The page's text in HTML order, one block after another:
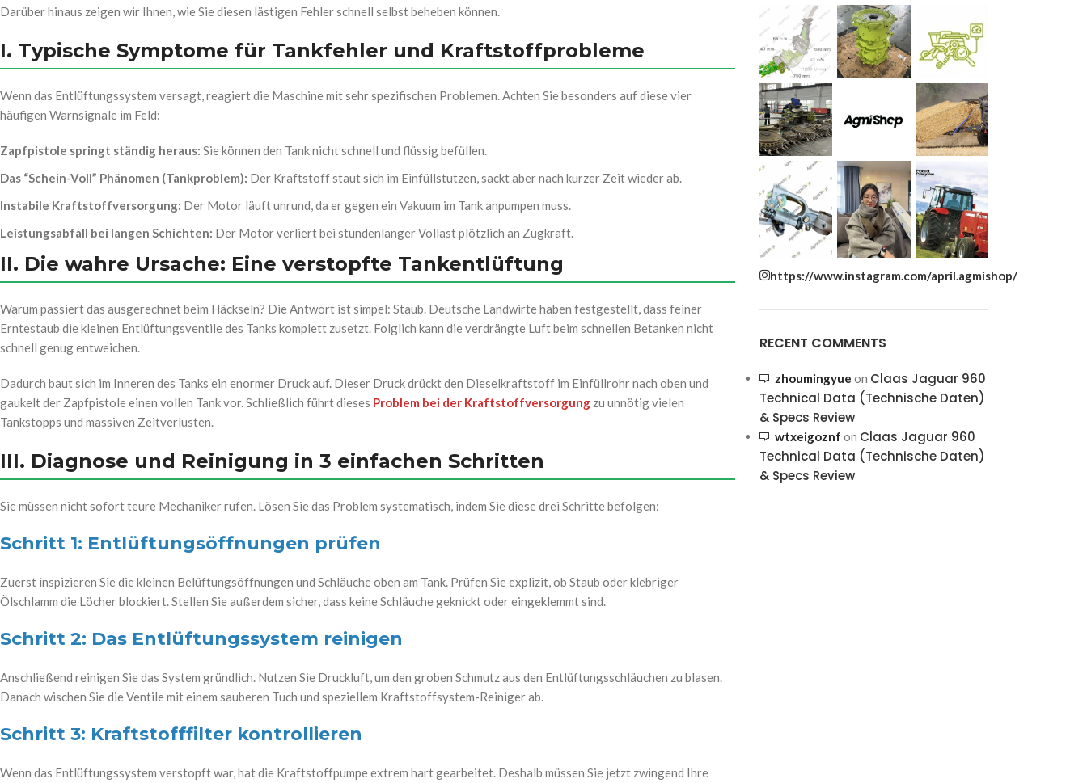
Darüber hinaus zeigen wir Ihnen, wie Sie diesen lästigen Fehler schnell selbst beheben können.
I. Typische Symptome für Tankfehler und Kraftstoffprobleme
Wenn das Entlüftungssystem versagt, reagiert die Maschine mit sehr spezifischen Problemen. Achten Sie besonders auf diese vier
häufigen Warnsignale im Feld:
Zapfpistole springt ständig heraus: Sie können den Tank nicht schnell und flüssig befüllen.
Das “Schein-Voll” Phänomen (Tankproblem): Der Kraftstoff staut sich im Einfüllstutzen, sackt aber nach kurzer Zeit wieder ab.
Instabile Kraftstoffversorgung: Der Motor läuft unrund, da er gegen ein Vakuum im Tank anpumpen muss.
Leistungsabfall bei langen Schichten: Der Motor verliert bei stundenlanger Vollast plötzlich an Zugkraft.
II. Die wahre Ursache: Eine verstopfte Tankentlüftung
Warum passiert das ausgerechnet beim Häckseln? Die Antwort ist simpel: Staub. Deutsche Landwirte haben festgestellt, dass feiner
Erntestaub die kleinen Entlüftungsventile des Tanks komplett zusetzt. Folglich kann die verdrängte Luft beim schnellen Betanken nicht
schnell genug entweichen.
Dadurch baut sich im Inneren des Tanks ein enormer Druck auf. Dieser Druck drückt den Dieselkraftstoff im Einfüllrohr nach oben und
gaukelt der Zapfpistole einen vollen Tank vor. Schließlich führt dieses Problem bei der Kraftstoffversorgung zu unnötig vielen
Tankstopps und massiven Zeitverlusten.
III. Diagnose und Reinigung in 3 einfachen Schritten
Sie müssen nicht sofort teure Mechaniker rufen. Lösen Sie das Problem systematisch, indem Sie diese drei Schritte befolgen:
Schritt 1: Entlüftungsöffnungen prüfen
Zuerst inspizieren Sie die kleinen Belüftungsöffnungen und Schläuche oben am Tank. Prüfen Sie explizit, ob Staub oder klebriger
Ölschlamm die Löcher blockiert. Stellen Sie außerdem sicher, dass keine Schläuche geknickt oder eingeklemmt sind.
Schritt 2: Das Entlüftungssystem reinigen
Anschließend reinigen Sie das System gründlich. Nutzen Sie Druckluft, um den groben Schmutz aus den Entlüftungsschläuchen zu blasen.
Danach wischen Sie die Ventile mit einem sauberen Tuch und speziellem Kraftstoffsystem-Reiniger ab.
Schritt 3: Kraftstofffilter kontrollieren
Wenn das Entlüftungssystem verstopft war, hat die Kraftstoffpumpe extrem hart gearbeitet. Deshalb müssen Sie jetzt zwingend Ihre
https://www.instagram.com/april.agmishop/
RECENT COMMENTS
zhoumingyue on Claas Jaguar 960
Technical Data (Technische Daten)
& Specs Review
wtxeigoznf on Claas Jaguar 960
Technical Data (Technische Daten)
& Specs Review